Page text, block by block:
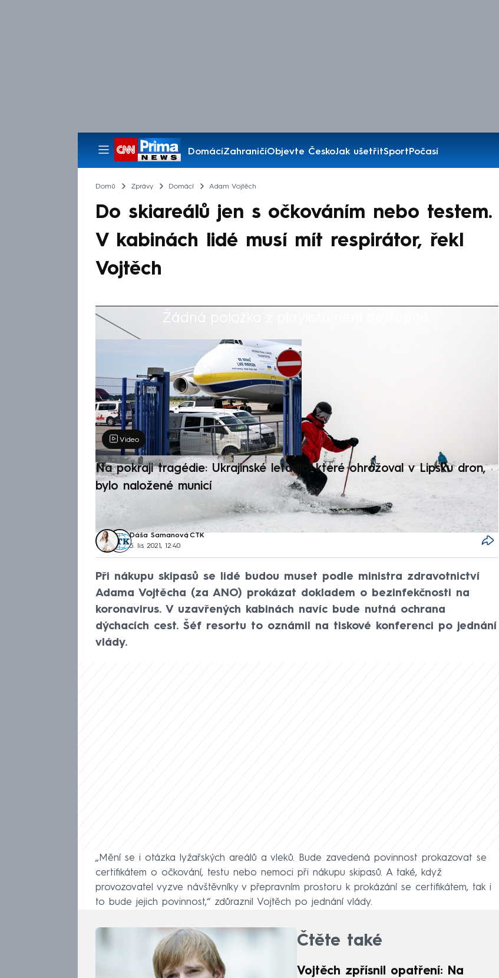
DomácíZahraničíObjevte ČeskoJak ušetřitSportPočasí
Pořady
Domů Zprávy Domácí Adam Vojtěch
Do skiareálů jen s očkováním nebo testem.
V kabinách lidé musí mít respirátor, řekl
Vojtěch
Žádná položka z playlistu není dostupná.
Výběr redakce
Video
Na pokraji tragédie: Ukrajinské letadlo, které ohrožoval v Lipsku dron,
bylo naložené municí
Dáša Šamanová, ČTK
5. lis 2021, 12:40
Při nákupu skipasů se lidé budou muset podle ministra zdravotnictví
Adama Vojtěcha (za ANO) prokázat dokladem o bezinfekčnosti na
koronavirus. V uzavřených kabinách navíc bude nutná ochrana
dýchacích cest. Šéf resortu to oznámil na tiskové konferenci po jednání
vlády.
„Mění se i otázka lyžařských areálů a vleků. Bude zavedená povinnost prokazovat se
certifikátem o očkování, testu nebo nemoci při nákupu skipasů. A také, když
provozovatel vyzve návštěvníky v přepravním prostoru k prokázání se certifikátem, tak i
to bude jejich povinnost,“ zdůraznil Vojtěch po jednání vlády.
Čtěte také
Vojtěch zpřísnil opatření: Na